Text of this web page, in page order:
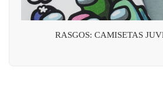
RASGOS: CAMISETAS